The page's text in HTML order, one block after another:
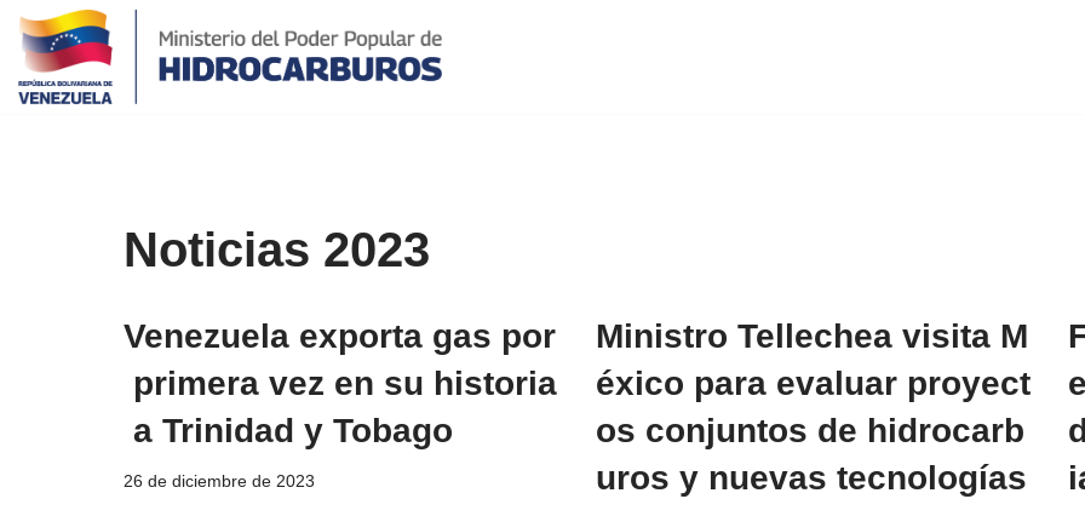
Saltar
al
Noticias 2023
Venezuela exporta gas por
primera vez en su historia
a Trinidad y Tobago
26 de diciembre de 2023
Ministro Tellechea visita M
éxico para evaluar proyect
os conjuntos de hidrocarb
uros y nuevas tecnologías